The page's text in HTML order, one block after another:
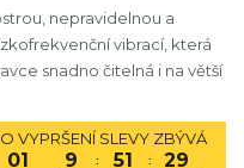
nepravidelnou a
vibrací, která
snadno čitelná i na větší
VYPRŠENÍ SLEVY ZBÝVÁ
01 9 : 51 : 28